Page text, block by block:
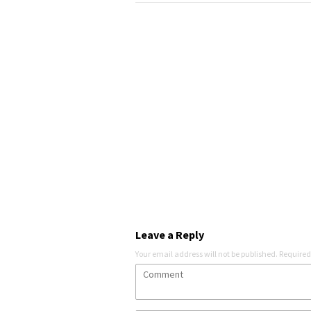
Leave a Reply
Your email address will not be published.